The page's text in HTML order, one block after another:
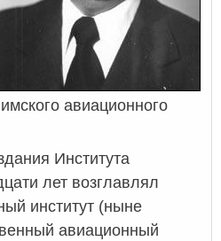
авиационного
Института
лет возглавлял
институт (ныне
авиационный